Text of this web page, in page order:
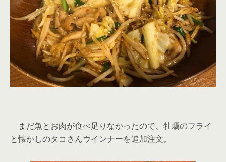
まだ魚とお肉が食べ足りなかったので、牡蠣のフライ
と懐かしのタコさんウインナーを追加注文。